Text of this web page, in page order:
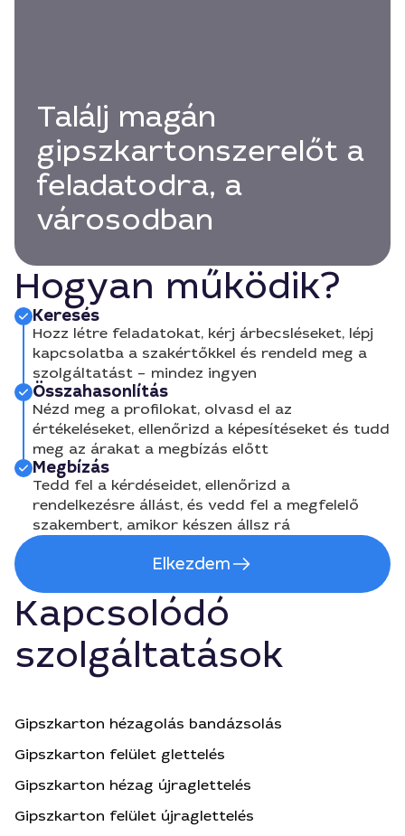
Találj magán
gipszkartonszerelőt a
feladatodra, a
városodban
Hogyan működik?
Keresés
Hozz létre feladatokat, kérj árbecsléseket, lépj
kapcsolatba a szakértőkkel és rendeld meg a
szolgáltatást – mindez ingyen
Összahasonlítás
Nézd meg a profilokat, olvasd el az
értékeléseket, ellenőrizd a képesítéseket és tudd
meg az árakat a megbízás előtt
Megbízás
Tedd fel a kérdéseidet, ellenőrizd a
rendelkezésre állást, és vedd fel a megfelelő
szakembert, amikor készen állsz rá
Elkezdem
Kapcsolódó
szolgáltatások
Gipszkarton hézagolás bandázsolás
Gipszkarton felület glettelés
Gipszkarton hézag újraglettelés
Gipszkarton felület újraglettelés